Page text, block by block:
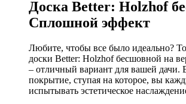
Доска Better: Holzhof
Сплошной эффект
Любите, чтобы все было идеально?
доски Better: Holzhof бесшовной на
– отличный вариант для вашей дачи.
покрытие, ступая на которое, вы
испытывать эстетическое